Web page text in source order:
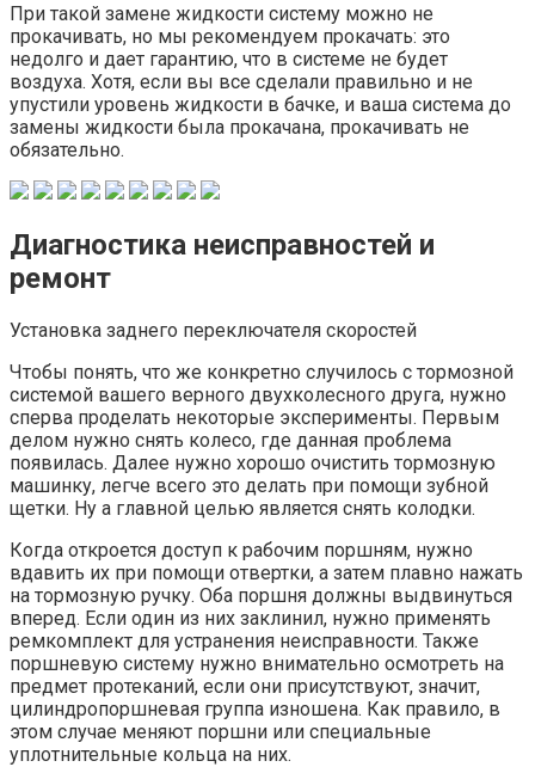
При такой замене жидкости систему можно не
прокачивать, но мы рекомендуем прокачать: это
недолго и дает гарантию, что в системе не будет
воздуха. Хотя, если вы все сделали правильно и не
упустили уровень жидкости в бачке, и ваша система до
замены жидкости была прокачана, прокачивать не
обязательно.
Диагностика неисправностей и
ремонт
Установка заднего переключателя скоростей
Чтобы понять, что же конкретно случилось с тормозной
системой вашего верного двухколесного друга, нужно
сперва проделать некоторые эксперименты. Первым
делом нужно снять колесо, где данная проблема
появилась. Далее нужно хорошо очистить тормозную
машинку, легче всего это делать при помощи зубной
щетки. Ну а главной целью является снять колодки.
Когда откроется доступ к рабочим поршням, нужно
вдавить их при помощи отвертки, а затем плавно нажать
на тормозную ручку. Оба поршня должны выдвинуться
вперед. Если один из них заклинил, нужно применять
ремкомплект для устранения неисправности. Также
поршневую систему нужно внимательно осмотреть на
предмет протеканий, если они присутствуют, значит,
цилиндропоршневая группа изношена. Как правило, в
этом случае меняют поршни или специальные
уплотнительные кольца на них.